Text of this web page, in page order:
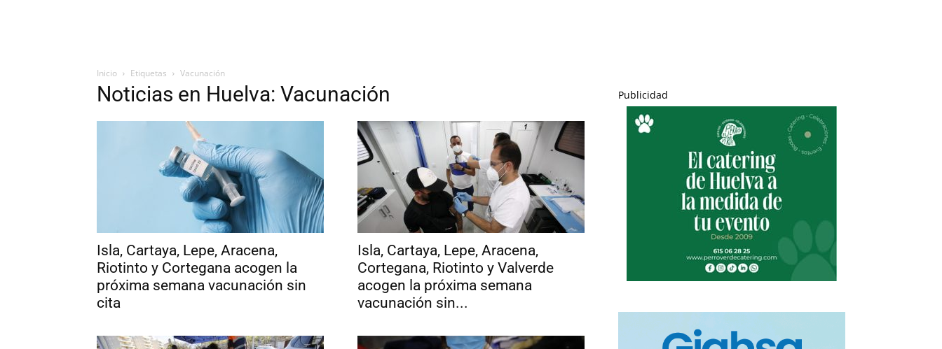
Inicio Etiquetas Vacunación
Noticias en Huelva: Vacunación
Isla, Cartaya, Lepe, Aracena,
Riotinto y Cortegana acogen la
próxima semana vacunación sin
cita
Isla, Cartaya, Lepe, Aracena,
Cortegana, Riotinto y Valverde
acogen la próxima semana
vacunación sin...
Publicidad